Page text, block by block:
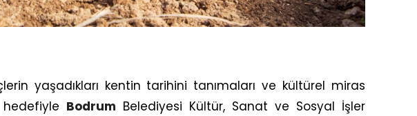
yaşadıkları kentin tarihini tanımaları ve kültürel miras
Bodrum Belediyesi Kültür, Sanat ve Sosyal İşler